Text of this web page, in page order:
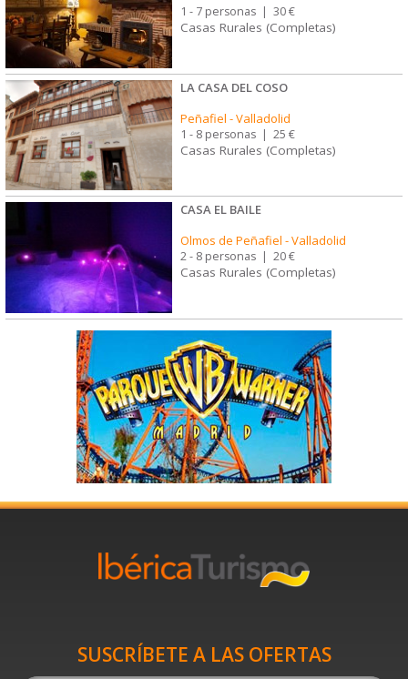
1 - 7 personas | 30 €
Casas Rurales (Completas)
LA CASA DEL COSO
Peñafiel -Valladolid
1 - 8 personas | 25 €
Casas Rurales (Completas)
CASA EL BAILE
Olmos de Peñafiel -Valladolid
2 - 8 personas | 20 €
Casas Rurales (Completas)
SUSCRÍBETE A LAS OFERTAS